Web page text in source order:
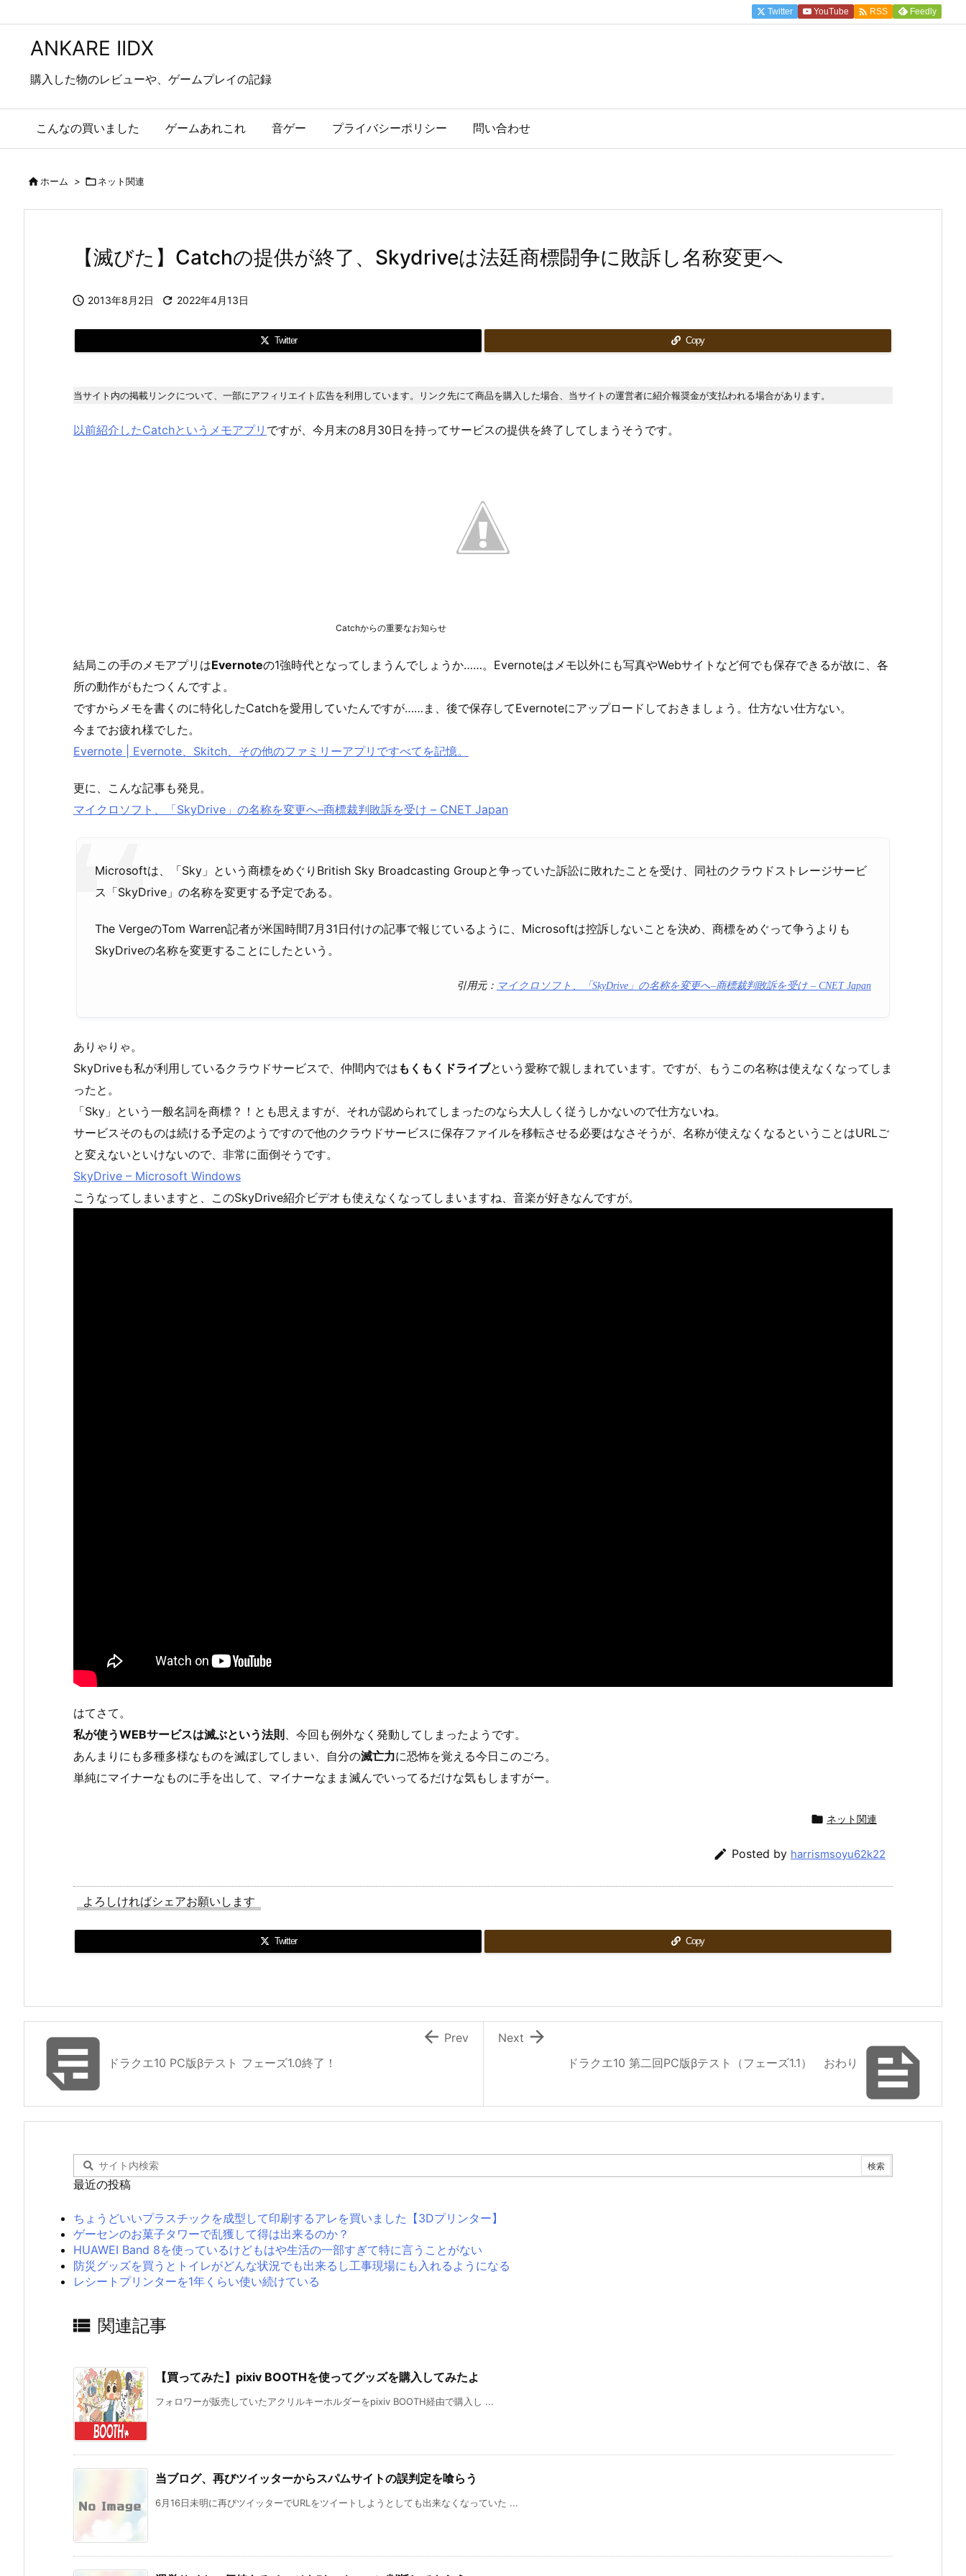
ANKARE IIDX
購入した物のレビューや、ゲームプレイの記録
こんなの買いました ゲームあれこれ 音ゲー プライバシーポリシー 問い合わせ
Twitter YouTube  RSS Feedly
ホーム > ネット関連
【滅びた】Catchの提供が終了、Skydriveは法廷商標闘争に敗訴し名称変更へ
 2013年8月2日  2022年4月13日
Twitter Copy
当サイト内の掲載リンクについて、一部にアフィリエイト広告を利用しています。リンク先にて商品を購入した場合、当サイトの運営者に紹介報奨金が支払われる場合があります。
以前紹介したCatchというメモアプリ ですが、今月末の8月30日を持ってサービスの提供を終了してしまうそうです。
Catchからの重要なお知らせ
結局この手のメモアプリはEvernoteの1強時代となってしまうんでしょうか……。Evernoteはメモ以外にも写真やWebサイトなど何でも保存できるが故に、各
所の動作がもたつくんですよ。
ですからメモを書くのに特化したCatchを愛用していたんですが……ま、後で保存してEvernoteにアップロードしておきましょう。仕方ない仕方ない。
今までお疲れ様でした。
Evernote | Evernote、Skitch、その他のファミリーアプリですべてを記憶。
更に、こんな記事も発見。
マイクロソフト、「SkyDrive」の名称を変更へ–商標裁判敗訴を受け – CNET Japan
Microsoftは、「Sky」という商標をめぐりBritish Sky Broadcasting Groupと争っていた訴訟に敗れたことを受け、同社のクラウドストレージサービ
ス「SkyDrive」の名称を変更する予定である。
The VergeのTom Warren記者が米国時間7月31日付けの記事で報じているように、Microsoftは控訴しないことを決め、商標をめぐって争うよりも
SkyDriveの名称を変更することにしたという。
引用元： マイクロソフト、「SkyDrive」の名称を変更へ–商標裁判敗訴を受け – CNET Japan
ありゃりゃ。
SkyDriveも私が利用しているクラウドサービスで、仲間内では もくもくドライブという愛称で親しまれています。ですが、もうこの名称は使えなくなってしま
ったと。
「Sky」という一般名詞を商標？！とも思えますが、それが認められてしまったのなら大人しく従うしかないので仕方ないね。
サービスそのものは続ける予定のようですので他のクラウドサービスに保存ファイルを移転させる必要はなさそうが、名称が使えなくなるということはURLご
と変えないといけないので、非常に面倒そうです。
SkyDrive – Microsoft Windows
こうなってしまいますと、このSkyDrive紹介ビデオも使えなくなってしまいますね、音楽が好きなんですが。
はてさて。
私が使うWEBサービスは滅ぶという法則 、今回も例外なく発動してしまったようです。
あんまりにも多種多様なものを滅ぼしてしまい、自分の滅亡力に恐怖を覚える今日このごろ。
単純にマイナーなものに手を出して、マイナーなまま滅んでいってるだけな気もしますがー。
 ネット関連
 Posted by harrismsoyu62k22
よろしければシェアお願いします
Twitter Copy

ドラクエ10 第二回PC版βテスト（フェーズ1.1） おわり

Next
 ドラクエ10 PC版βテスト フェーズ1.0終了！
 Prev
最近の投稿
ちょうどいいプラスチックを成型して印刷するアレを買いました【3Dプリンター】
ゲーセンのお菓子タワーで乱獲して得は出来るのか？
HUAWEI Band 8を使っているけどもはや生活の一部すぎて特に言うことがない
防災グッズを買うとトイレがどんな状況でも出来るし工事現場にも入れるようになる
レシートプリンターを1年くらい使い続けている
 関連記事
【買ってみた】pixiv BOOTHを使ってグッズを購入してみたよ
フォロワーが販売していたアクリルキーホルダーをpixiv BOOTH経由で購入し ...
当ブログ、再びツイッターからスパムサイトの誤判定を喰らう
6月16日未明に再びツイッターでURLをツイートしようとしても出来なくなっていた ...